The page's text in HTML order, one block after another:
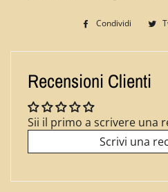
Condividi
Recensioni Clienti
Sii il primo a scrivere una
Scrivi una